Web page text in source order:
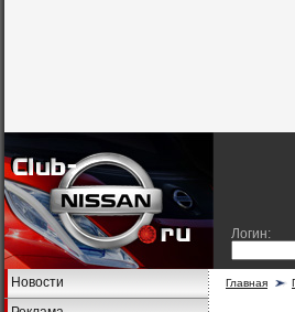
Логин:
Новости
Главная